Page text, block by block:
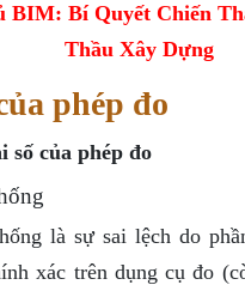
BIM: Bí Quyết Chiến
Thầu Xây Dựng
phép đo
số của phép đo
là sự sai lệch do
xác trên dụng cụ đo